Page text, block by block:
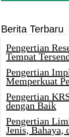
Berita Terbaru
Pengertian
Tempat
Pengertian
Memperkuat
Pengertian
dengan Baik
Pengertian
Jenis, Bahaya,